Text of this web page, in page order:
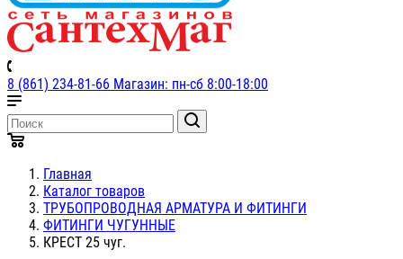
8 (861) 234-81-66 Магазин: пн-сб 8:00-18:00
Главная
Каталог товаров
ТРУБОПРОВОДНАЯ АРМАТУРА И ФИТИНГИ
ФИТИНГИ ЧУГУННЫЕ
КРЕСТ 25 чуг.